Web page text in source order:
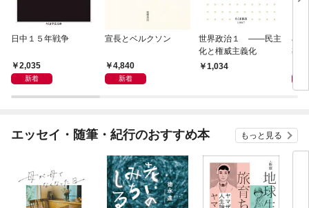
日中１５年戦争
2,035
新着
宣長とベルクソン
4,840
新着
世界政治１ ――民主
化と権威主義化
1,034
石
導
エッセイ・随筆・紀行のおすすめ本 もっと見る